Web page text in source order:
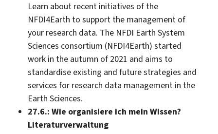
Learn about recent initiatives of the
NFDI4Earth to support the management of
your research data. The NFDI Earth System
Sciences consortium (NFDI4Earth) started
work in the autumn of 2021 and aims to
standardise existing and future strategies and
services for research data management in the
Earth Sciences.
27.6.: Wie organisiere ich mein Wissen?
Literaturverwaltung